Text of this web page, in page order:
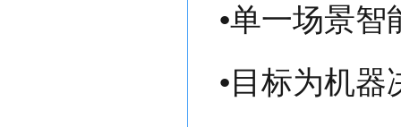
•单一场景智
•目标为机